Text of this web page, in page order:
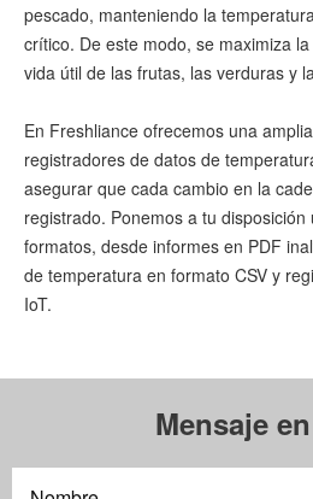
pescado, manteniendo la
crítico. De este modo, se maximiza
vida útil de las frutas, las verduras y
En Freshliance ofrecemos una
registradores de datos de
asegurar que cada cambio en la
registrado. Ponemos a tu
formatos, desde informes en PDF
de temperatura en formato CSV y
IoT.
Mensaje